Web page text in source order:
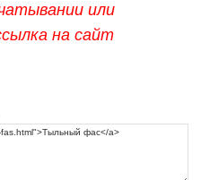
или
на сайт